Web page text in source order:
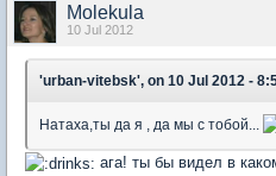
Molekula
10 Jul 2012
'urban-vitebsk', on 10 Jul 2012 -
Натаха,ты да я , да мы с тобой...
ага! ты бы видел в